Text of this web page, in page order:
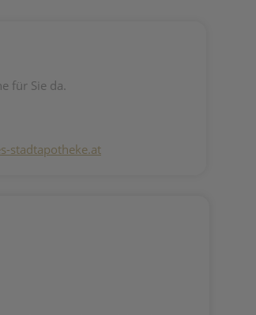
für Sie da.
stadtapotheke.at